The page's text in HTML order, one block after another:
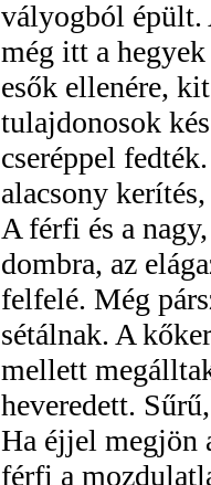
vályogból épült.
még itt a
esők ellenére,
tulajdonosok
cseréppel
alacsony
A férfi és a
dombra, az
felfelé. Még
sétálnak. A
mellett
heveredett.
Ha éjjel megjön
férfi a